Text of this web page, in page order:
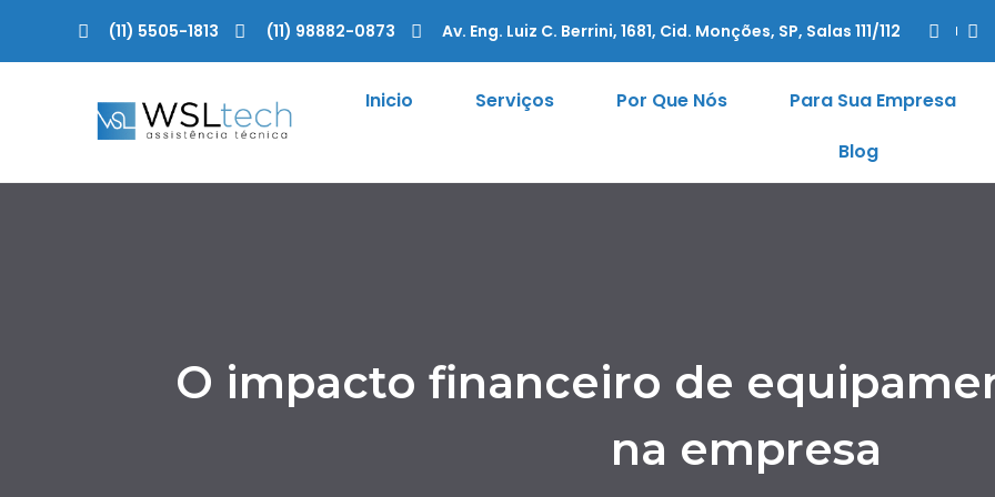
(11) 5505-1813 (11) 98882-0873 Av. Eng. Luiz C. Berrini, 1681, Cid. Monções, SP, Salas 111/112
Inicio Serviços Por Que Nós
Para Sua Empresa
Blog
O impacto financeiro de
na empresa